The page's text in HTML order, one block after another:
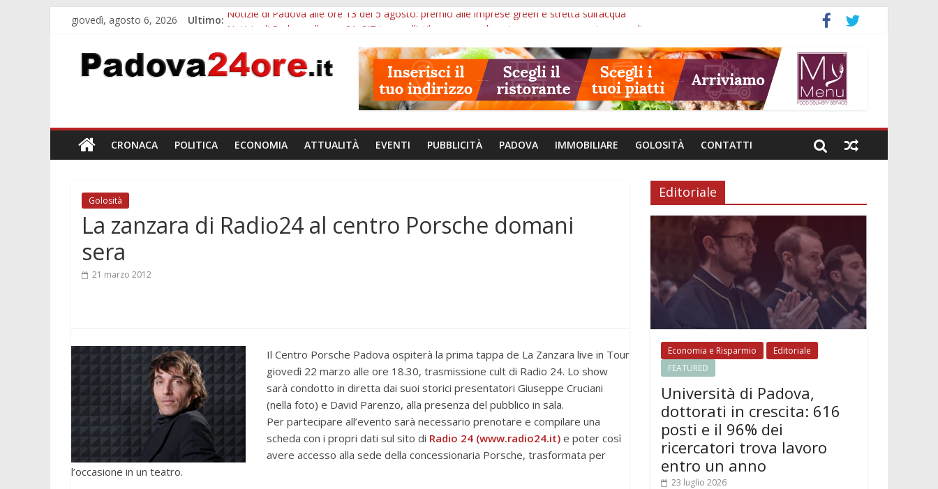
giovedì, agosto 6, 2026 Ultimo: Notizie di Padova alle ore 13 del 5 agosto: premio alle imprese green e stretta sull’acqua
Transizione 4.0, più tempo alle imprese del Padovano: prorogate le comunicazioni sugli investimenti
Quando le dimissioni non fanno perdere la NASpI: le tutele previste nei casi di violenza di genere
Malattie neurodegenerative, uno studio dell’Università di Padova parte dall’infiammazione intestinale
CRONACA POLITICA ECONOMIA ATTUALITÀ EVENTI PUBBLICITÀ PADOVA IMMOBILIARE GOLOSITÀ CONTATTI
Golosità
La zanzara di Radio24 al centro Porsche domani
sera
21 marzo 2012
Il Centro Porsche Padova ospiterà la prima tappa de La Zanzara live in Tour
giovedì 22 marzo alle ore 18.30, trasmissione cult di Radio 24. Lo show
sarà condotto in diretta dai suoi storici presentatori Giuseppe Cruciani
(nella foto) e David Parenzo, alla presenza del pubblico in sala.
Per partecipare all’evento sarà necessario prenotare e compilare una
scheda con i propri dati sul sito di Radio 24 (www.radio24.it) e poter così
avere accesso alla sede della concessionaria Porsche, trasformata per
l’occasione in un teatro.
Editoriale
Economia e Risparmio
Editoriale
FEATURED
Università di Padova,
dottorati in crescita: 616
posti e il 96% dei
ricercatori trova lavoro
entro un anno
23 luglio 2026